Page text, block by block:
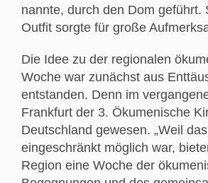
nannte, durch den Dom geführt.
Outfit sorgte für große
Die Idee zu der regionalen
Woche war zunächst aus
entstanden. Denn im
Frankfurt der 3. Ökumenische
Deutschland gewesen. „Weil
eingeschränkt möglich war,
Region eine Woche der